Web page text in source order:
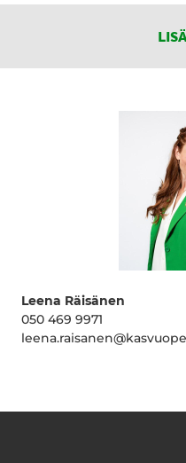
Leena Räisänen
050 469 9971